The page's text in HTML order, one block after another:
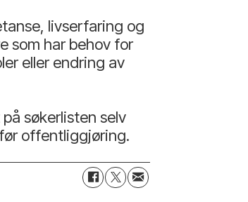
livserfaring og
som har behov for
eller endring av
søkerlisten selv
offentliggjøring.